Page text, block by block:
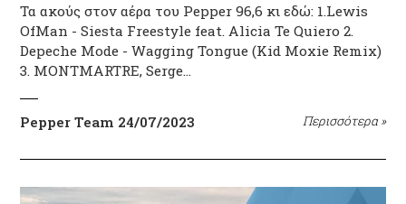
Τα ακούς στον αέρα του Pepper 96,6 κι εδώ: 1.Lewis
OfMan - Siesta Freestyle feat. Alicia Te Quiero 2.
Depeche Mode - Wagging Tongue (Kid Moxie Remix)
3. MONTMARTRE, Serge…
Pepper Team 24/07/2023 Περισσότερα »